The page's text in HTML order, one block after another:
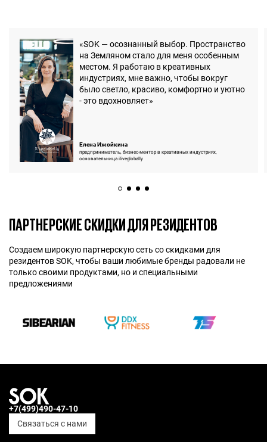
«SOK — осознанный выбор. Пространство
на Земляном стало для меня особенным
местом. Я работаю в креативных
индустриях, мне важно, чтобы вокруг
было светло, красиво, комфортно и уютно
- это вдохновляет»
Елена Ижойкина
предприниматель, бизнес-ментор в креативных индустриях,
основательница iliveglobally
ПАРТНЕРСКИЕ СКИДКИ ДЛЯ РЕЗИДЕНТОВ
Создаем широкую партнерскую сеть со скидками для
резидентов SOK, чтобы ваши любимые бренды радовали не
только своими продуктами, но и специальными
предложениями
+7(499)490-47-10
Связаться с нами